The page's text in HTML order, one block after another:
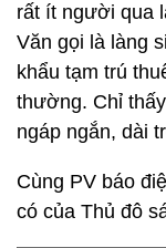
rất ít người qua
Văn gọi là làng
khẩu tạm trú
thường. Chỉ
ngáp ngắn, dài
Cùng PV báo
có của Thủ đô